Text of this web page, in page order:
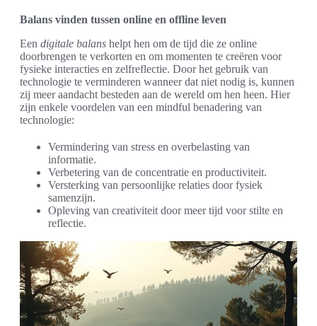
Balans vinden tussen online en offline leven
Een digitale balans helpt hen om de tijd die ze online
doorbrengen te verkorten en om momenten te creëren voor
fysieke interacties en zelfreflectie. Door het gebruik van
technologie te verminderen wanneer dat niet nodig is, kunnen
zij meer aandacht besteden aan de wereld om hen heen. Hier
zijn enkele voordelen van een mindful benadering van
technologie:
Vermindering van stress en overbelasting van
informatie.
Verbetering van de concentratie en productiviteit.
Versterking van persoonlijke relaties door fysiek
samenzijn.
Opleving van creativiteit door meer tijd voor stilte en
reflectie.